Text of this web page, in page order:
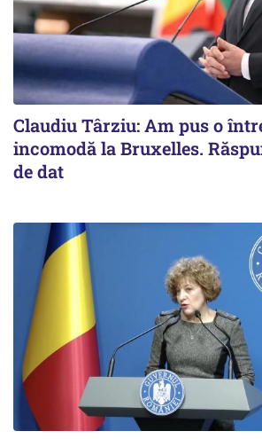
Claudiu Târziu: Am pus o
incomodă la Bruxelles.
de dat